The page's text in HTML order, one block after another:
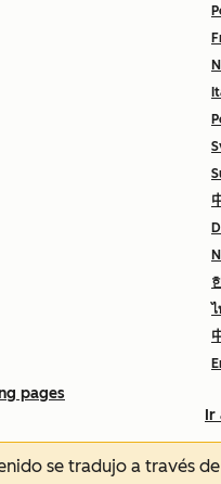
ไ
Ir
pages
se tradujo a través